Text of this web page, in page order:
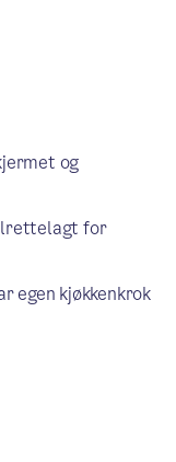
og
for
egen kjøkkenkrok